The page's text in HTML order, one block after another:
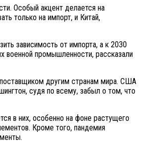
Особый акцент делается на
только на импорт, и Китай,
зависимость от импорта, а к 2030
военной промышленности, рассказали
поставщиком другим странам мира. США
судя по всему, забыл о том, что
в них, особенно на фоне растущего
Кроме того, пандемия